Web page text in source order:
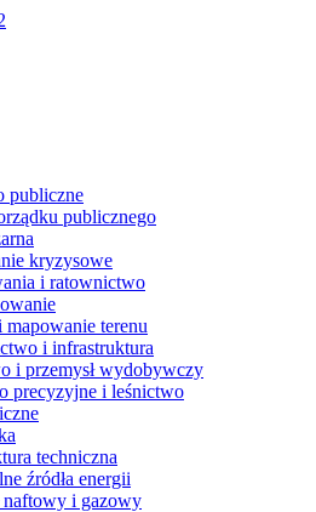
publiczne
publicznego
kryzysowe
i ratownictwo
mapowanie terenu
i infrastruktura
i przemysł wydobywczy
precyzyjne i leśnictwo
techniczna
źródła energii
naftowy i gazowy